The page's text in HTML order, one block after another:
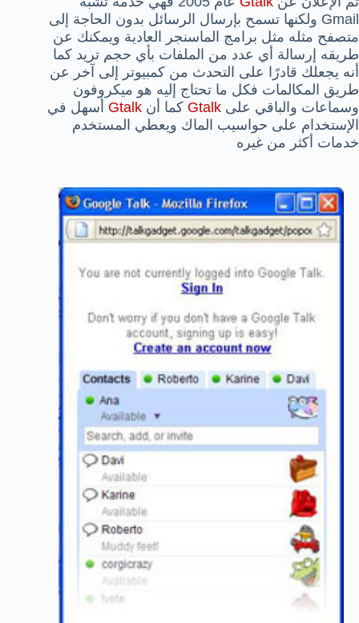
Gmail ولكنها تسمح بإرسال الرسائل بدون الحاجة إلى
متصفح مثله مثل برامج الماسنجر العادية ويمكنك عن
طريقه إرسالة أي عدد من الملفات بأي حجم تريد كما
أنه يجعلك قادرًا على التحدث من كمبيوتر إلى آخر عن
طريق المكالمات فكل ما تحتاج إليه هو ميكروفون
وسماعات والباقي على Gtalk كما أن
أسهل في
الإستخدام على حواسيب الماك ويعطي المستخدم
خدمات أكثر من غيره